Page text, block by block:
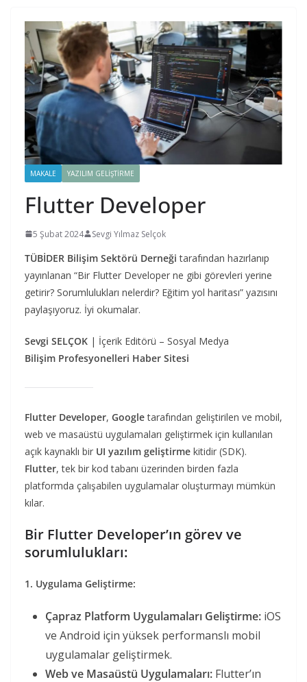
MAKALE YAZILIM GELIŞTIRME
Flutter Developer
5 Şubat 2024 Sevgi Yılmaz Selçok
TÜBİDER Bilişim Sektörü Derneği tarafından hazırlanıp
yayınlanan “Bir Flutter Developer ne gibi görevleri yerine
getirir? Sorumlulukları nelerdir? Eğitim yol haritası” yazısını
paylaşıyoruz. İyi okumalar.
Sevgi SELÇOK | İçerik Editörü – Sosyal Medya
Bilişim Profesyonelleri Haber Sitesi
Flutter Developer, Googletarafından geliştirilen ve mobil,
web ve masaüstü uygulamaları geliştirmek için kullanılan
açık kaynaklı bir UI yazılım geliştirme kitidir (SDK).
Flutter, tek bir kod tabanı üzerinden birden fazla
platformda çalışabilen uygulamalar oluşturmayı mümkün
kılar.
Bir Flutter Developer’ın görev ve
sorumlulukları:
1. Uygulama Geliştirme:
Çapraz Platform Uygulamaları Geliştirme: iOS
ve Android için yüksek performanslı mobil
uygulamalar geliştirmek.
Web ve Masaüstü Uygulamaları: Flutter’ın